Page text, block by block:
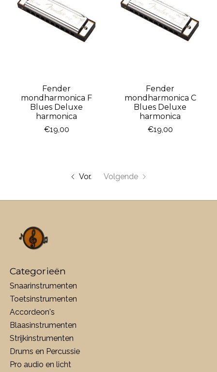
Fender
mondharmonica F
Blues Deluxe
harmonica
€19,00
Fender
mondharmonica C
Blues Deluxe
harmonica
€19,00
Vor. Volgende
Categorieën
Snaarinstrumenten
Toetsinstrumenten
Accordeon's
Blaasinstrumenten
Strijkinstrumenten
Drums en Percussie
Pro audio en licht